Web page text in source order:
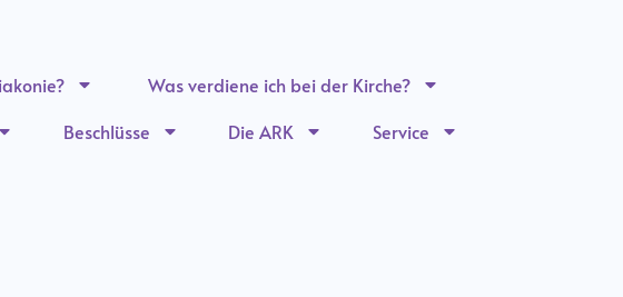
Was verdiene ich bei der Kirche?
Beschlüsse Die ARK Service